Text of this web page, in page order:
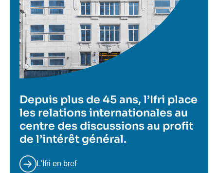
Depuis plus de 45 ans, l’Ifri place
les relations internationales au
centre des discussions au profit
de l’intérêt général.
L'Ifri en bref